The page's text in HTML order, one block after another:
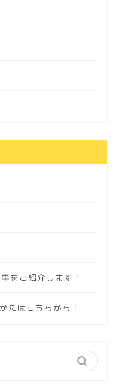
をご紹介します！
たはこちらから！